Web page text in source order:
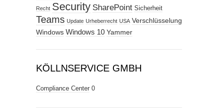
Recht Security SharePoint Sicherheit
Teams Update Urheberrecht USA Verschlüsselung
Windows Windows 10 Yammer
KÖLLNSERVICE GMBH
Compliance Center 0